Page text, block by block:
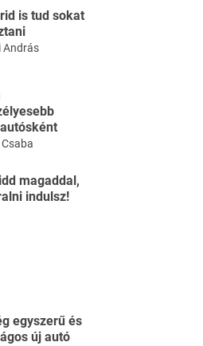
is tud sokat
András
magaddal,
indulsz!
egyszerű és
új autó